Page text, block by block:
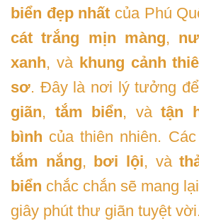
biển đẹp nhất của Phú
cát trắng mịn màng,
xanh, và khung cảnh
sơ. Đây là nơi lý tưởng
giãn, tắm biển, vàtận
bình của thiên nhiên.
tắm nắng, bơi lội, và
biển chắc chắn sẽ mang
giây phút thư giãn tuyệt vời.